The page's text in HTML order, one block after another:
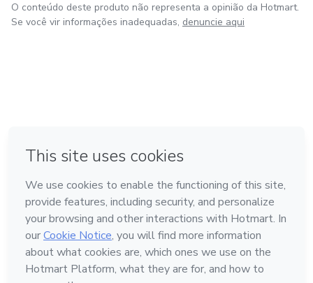
O conteúdo deste produto não representa a opinião da Hotmart.
Se você vir informações inadequadas, denuncie aqui
Feito com ❤ na Cidade do México
Conheça a Hotmart
Idioma